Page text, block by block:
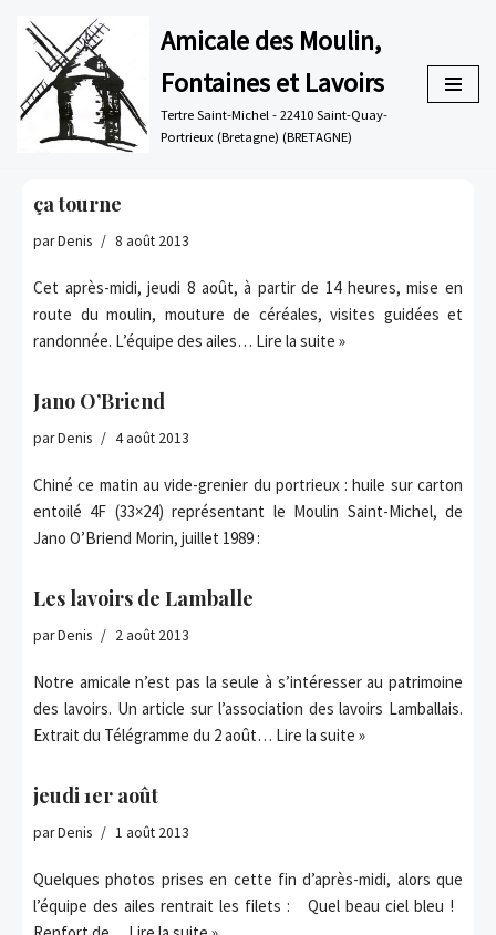
Aller
au
contenu
Amicale des Moulin,
Fontaines et Lavoirs
Tertre Saint-Michel - 22410 Saint-Quay-
Portrieux (Bretagne) (BRETAGNE)
ça tourne
parDenis 8 août 2013
Cet après-midi, jeudi 8 août, à partir de 14 heures, mise en
route du moulin, mouture de céréales, visites guidées et
randonnée. L’équipe des ailes… Lire la suite »
Jano O’Briend
parDenis 4 août 2013
Chiné ce matin au vide-grenier du portrieux : huile sur carton
entoilé 4F (33×24) représentant le Moulin Saint-Michel, de
Jano O’Briend Morin, juillet 1989 :
Les lavoirs de Lamballe
parDenis 2 août 2013
Notre amicale n’est pas la seule à s’intéresser au patrimoine
des lavoirs. Un article sur l’association des lavoirs Lamballais.
Extrait du Télégramme du 2 août… Lire la suite »
jeudi 1er août
parDenis 1 août 2013
Quelques photos prises en cette fin d’après-midi, alors que
l’équipe des ailes rentrait les filets : Quel beau ciel bleu !